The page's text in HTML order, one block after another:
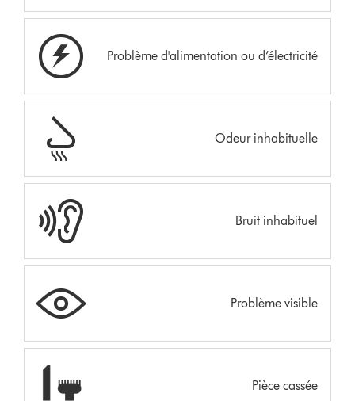
Problème d'alimentation ou d’électricité
Odeur inhabituelle
Bruit inhabituel
Problème visible
Pièce cassée